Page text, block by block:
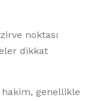
noktası
dikkat
hakim, genellikle